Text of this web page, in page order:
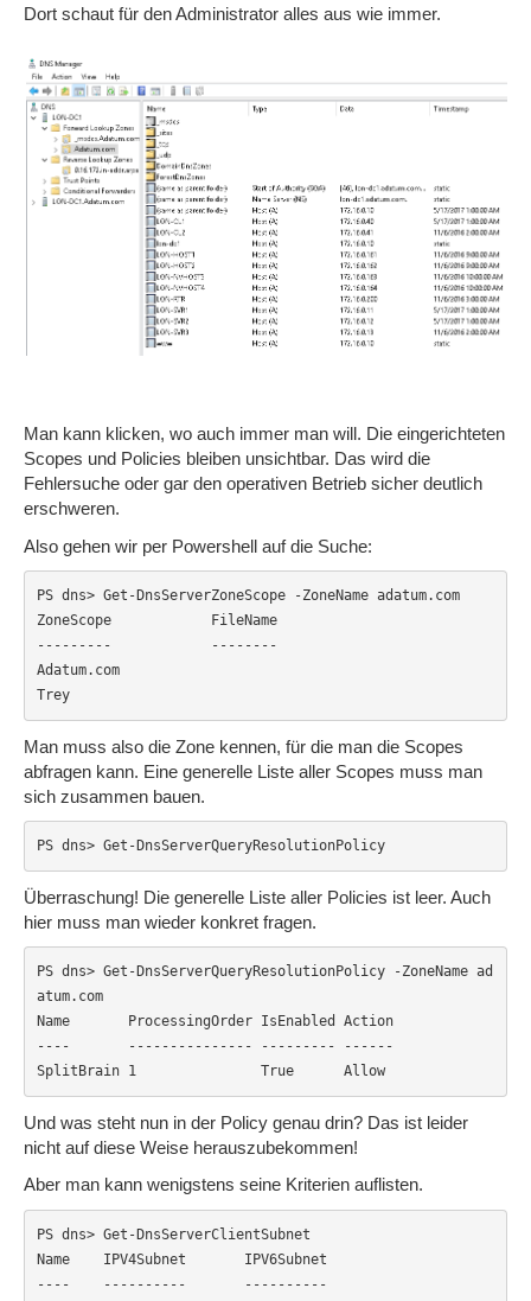
Dort schaut für den Administrator alles aus wie immer.
Man kann klicken, wo auch immer man will. Die eingerichteten
Scopes und Policies bleiben unsichtbar. Das wird die
Fehlersuche oder gar den operativen Betrieb sicher deutlich
erschweren.
Also gehen wir per Powershell auf die Suche:
PS dns> Get-DnsServerZoneScope -ZoneName adatum.com
ZoneScope            FileName
---------            --------
Adatum.com
Trey
Man muss also die Zone kennen, für die man die Scopes
abfragen kann. Eine generelle Liste aller Scopes muss man
sich zusammen bauen.
PS dns> Get-DnsServerQueryResolutionPolicy
Überraschung! Die generelle Liste aller Policies ist leer. Auch
hier muss man wieder konkret fragen.
PS dns> Get-DnsServerQueryResolutionPolicy -ZoneName ad
atum.com
Name       ProcessingOrder IsEnabled Action
----       --------------- --------- ------
SplitBrain 1               True      Allow
Und was steht nun in der Policy genau drin? Das ist leider
nicht auf diese Weise herauszubekommen!
Aber man kann wenigstens seine Kriterien auflisten.
PS dns> Get-DnsServerClientSubnet
Name    IPV4Subnet       IPV6Subnet
----    ----------       ----------